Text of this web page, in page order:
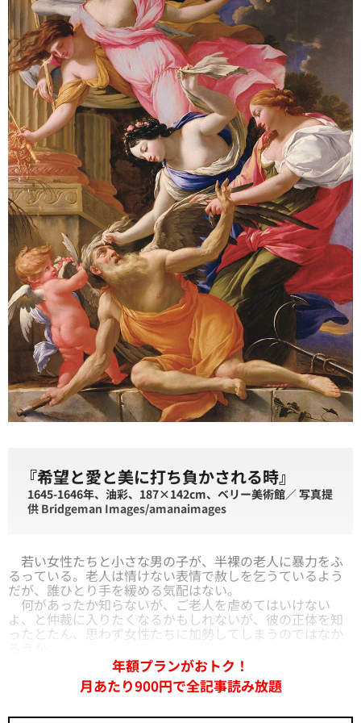
『希望と愛と美に打ち負かされる時』
1645-1646年、油彩、187×142cm、ベリー美術館／ 写真提
供 Bridgeman Images/amanaimages
若い女性たちと小さな男の子が、半裸の老人に暴力をふ
るっている。老人は情けない表情で赦しを乞うているよう
だが、誰ひとり手を緩める気配はない。
何があったか知らないが、ご老人を虐めてはいけない
よ、と仲裁に入りたくなるかもしれないが、彼の正体を知
ったとたん、思わず女性たちに加勢してしまうのではなか
年額プランがおトク！
月あたり900円で全記事読み放題